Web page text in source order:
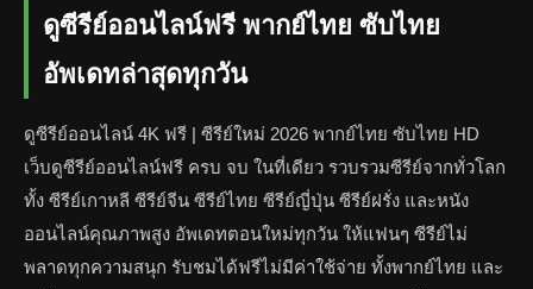
ดูซีรีย์ออนไลน์ฟรี พากย์ไทย ซับไทย
อัพเดทล่าสุดทุกวัน
ดูซีรีย์ออนไลน์ 4K ฟรี | ซีรีย์ใหม่ 2026 พากย์ไทย ซับไทย HD
เว็บดูซีรีย์ออนไลน์ฟรี ครบ จบ ในที่เดียว รวบรวมซีรีย์จากทั่วโลก
ทั้ง ซีรีย์เกาหลี ซีรีย์จีน ซีรีย์ไทย ซีรีย์ญี่ปุ่น ซีรีย์ฝรั่ง และหนัง
ออนไลน์คุณภาพสูง อัพเดทตอนใหม่ทุกวัน ให้แฟนๆ ซีรีย์ไม่
พลาดทุกความสนุก รับชมได้ฟรีไม่มีค่าใช้จ่าย ทั้งพากย์ไทย และ